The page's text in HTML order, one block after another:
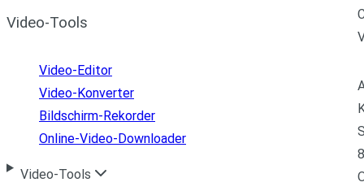
Video-Tools
Video-Editor
Video-Konverter
Bildschirm-Rekorder
Online-Video-Downloader
Video-Tools